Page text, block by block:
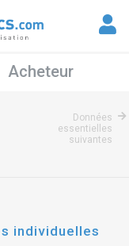
Acheteur
Données
essentielles
suivantes
individuelles